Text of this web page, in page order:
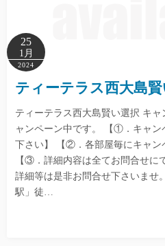
25
1月
2024
ティーテラス西大島
ティーテラス西大島賢い選択 キ
ャンペーン中です。 【①．キャン
下さい】 【②．各部屋毎にキャン
【③．詳細内容は全てお問合せに
詳細等は是非お問合せ下さいませ
駅」徒…